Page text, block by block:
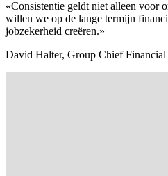
«Consistentie geldt niet alleen voor
willen we op de lange termijn
jobzekerheid creëren.»
David Halter, Group Chief